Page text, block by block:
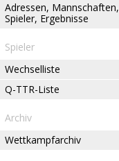
Adressen, Mannschaften,
Spieler, Ergebnisse
Spieler
Wechselliste
Q-TTR-Liste
Archiv
Wettkampfarchiv